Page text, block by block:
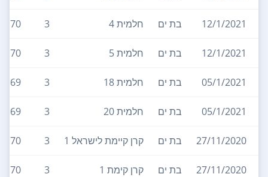
12/1/2021 בת ים חלמית 4 3
70
12/1/2021 בת ים חלמית 5 3
70
05/1/2021 בת ים חלמית 18 3
69
05/1/2021 בת ים חלמית 20 3
69
27/11/2020 בת ים קרן קיימת לישראל 1 3
70
27/11/2020 בת ים קרן קימת 1 3
70